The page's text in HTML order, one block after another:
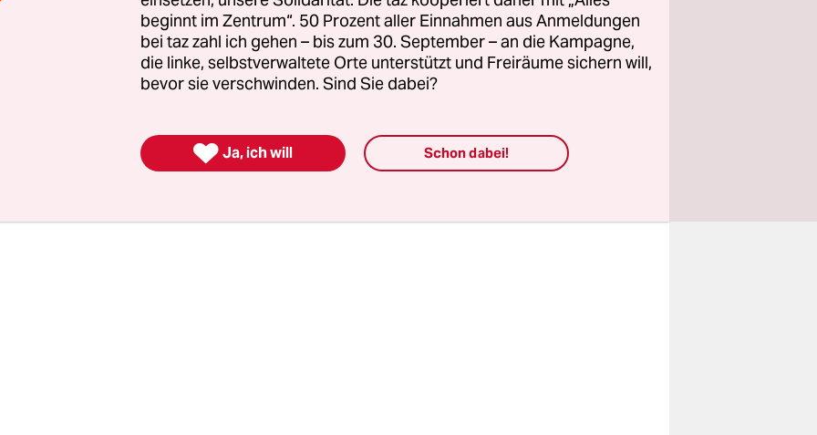
der politische Wille, wirklich hinzusehen“, sagt Michael
der Studie, die der taz vorliegt. Finanzwende Recherche
des Vereins Finanzwende, der von dem ehemaligen
Gerhard Schick gegründet wurde
ist allerdings wichtig, um ein Problem lösen zu können
beginnt im Zentrum“. 50 Prozent aller Einnahmen aus Anmeldungen
bei taz zahl ich gehen – bis zum 30. September – an die Kampagne,
die linke, selbstverwaltete Orte unterstützt und Freiräume sichern will,
bevor sie verschwinden. Sind Sie dabei?
 Ja, ich will Schon dabei!